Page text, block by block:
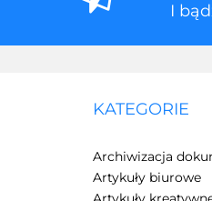
I
KATEGORIE
Archiwizacja
Artykuły biurowe